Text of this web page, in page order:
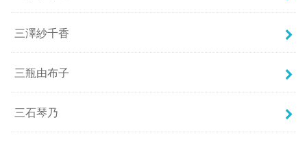
三澤紗千香
三瓶由布子
三石琴乃